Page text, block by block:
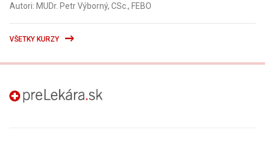
Autori: MUDr. Petr Výborný, CSc., FEBO
VŠETKY KURZY
preLekára.sk